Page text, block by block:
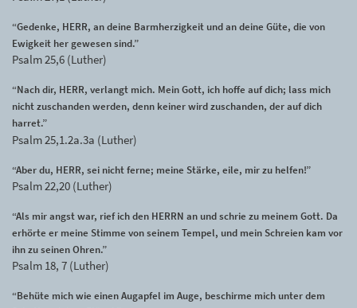
“Gedenke, HERR, an deine Barmherzigkeit und an deine Güte, die von
Ewigkeit her gewesen sind.”
Psalm 25,6 (Luther)
“Nach dir, HERR, verlangt mich. Mein Gott, ich hoffe auf dich; lass mich
nicht zuschanden werden, denn keiner wird zuschanden, der auf dich
harret.”
Psalm 25,1.2a.3a (Luther)
“Aber du, HERR, sei nicht ferne; meine Stärke, eile, mir zu helfen!”
Psalm 22,20 (Luther)
“Als mir angst war, rief ich den HERRN an und schrie zu meinem Gott. Da
erhörte er meine Stimme von seinem Tempel, und mein Schreien kam vor
ihn zu seinen Ohren.”
Psalm 18, 7 (Luther)
“Behüte mich wie einen Augapfel im Auge, beschirme mich unter dem